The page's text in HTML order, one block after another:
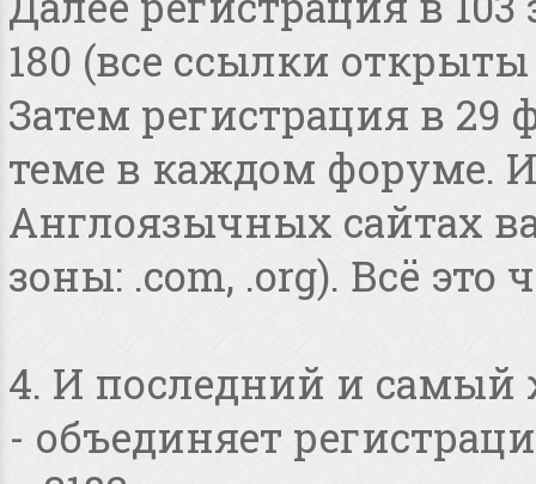
180 (все ссылки
Затем регистрация в 29
теме в каждом форуме.
Англоязычных сайтах
зоны: .com, .org). Всё это
4. И последний и
- объединяет